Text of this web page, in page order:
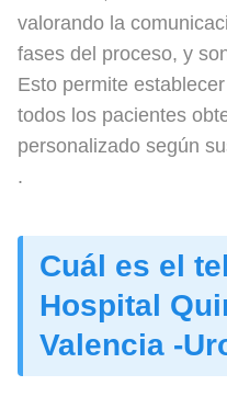
valorando la
fases del proceso, y
Esto permite
todos los pacientes
personalizado según
.
Cuál es el
Hospital
Valencia -